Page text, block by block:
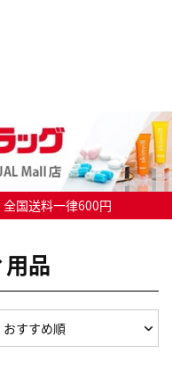
国送料一律600円
用品